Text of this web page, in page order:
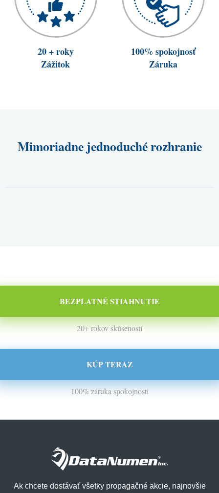
20 + roky
Zážitok
100% spokojnosť
Záruka
Mimoriadne jednoduché rozhranie
BEZPLATNÉ STIAHNUTIE
20+ rokov skúseností
KÚP TERAZ
100% záruka spokojnosti
Ak chcete dostávať všetky propagačné akcie, najnovšie